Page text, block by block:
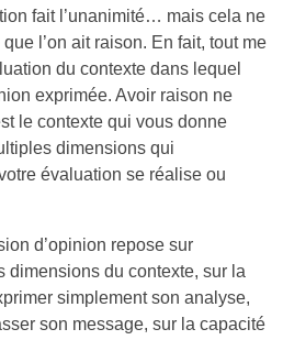
fait l’unanimité… mais cela ne
l’on ait raison. En fait, tout me
du contexte dans lequel
exprimée. Avoir raison ne
le contexte qui vous donne
dimensions qui
évaluation se réalise ou
d’opinion repose sur
dimensions du contexte, sur la
simplement son analyse,
son message, sur la capacité